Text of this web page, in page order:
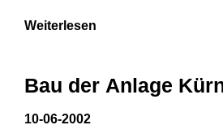
Weiterlesen
Bau der Anlage
10-06-2002